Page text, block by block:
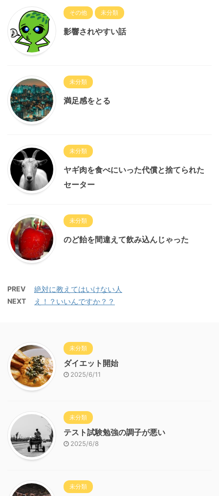
その他 未分類
影響されやすい話
未分類
満足感をとる
未分類
ヤギ肉を食べにいった代償と捨てられた
セーター
未分類
のど飴を間違えて飲み込んじゃった
PREV 絶対に教えてはいけない人
NEXT え！？いいんですか？？
未分類
ダイエット開始
2025/6/11
未分類
テスト試験勉強の調子が悪い
2025/6/8
未分類